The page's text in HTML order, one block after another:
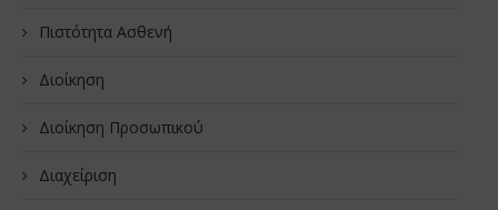
Πιστότητα Ασθενή
Διοίκηση
Διοίκηση Προσωπικού
Διαχείριση